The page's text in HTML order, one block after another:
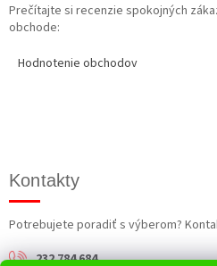
Prečítajte si recenzie spokojných
obchode:
Hodnotenie obchodov
Kontakty
Potrebujete poradiť s výberom?
232 784 684